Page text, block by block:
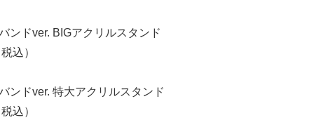
ンドver. BIGアクリルスタンド
込）
ンドver. 特大アクリルスタンド
込）